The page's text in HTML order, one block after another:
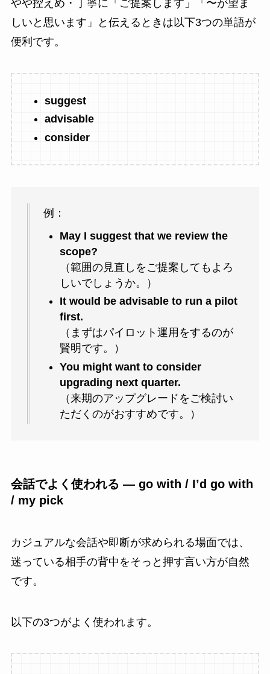
やや控えめ・丁寧に「ご提案します」「〜が望ま
しいと思います」と伝えるときは以下3つの単語が
便利です。
suggest
advisable
consider
例：
May I suggest that we review the
scope?
（範囲の見直しをご提案してもよろ
しいでしょうか。）
It would be advisable to run a pilot
first.
（まずはパイロット運用をするのが
賢明です。）
You might want to consider
upgrading next quarter.
（来期のアップグレードをご検討い
ただくのがおすすめです。）
会話でよく使われる ― go with / I’d go with
/ my pick
カジュアルな会話や即断が求められる場面では、
迷っている相手の背中をそっと押す言い方が自然
です。
以下の3つがよく使われます。